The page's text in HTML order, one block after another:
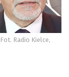
Radio Kielce,